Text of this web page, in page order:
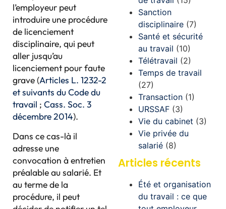
l’employeur peut
introduire une procédure
de licenciement
disciplinaire, qui peut
aller jusqu’au
licenciement pour faute
grave (Articles L. 1232-2
et suivants du Code du
travail ; Cass. Soc. 3
décembre 2014).
Dans ce cas-là il
adresse une
convocation à entretien
préalable au salarié. Et
au terme de la
procédure, il peut
Sanction
disciplinaire (7)
Santé et sécurité
au travail (10)
Télétravail (2)
Temps de travail
(27)
Transaction (1)
URSSAF (3)
Vie du cabinet (3)
Vie privée du
salarié (8)
Articles récents
Été et organisation
du travail : ce que